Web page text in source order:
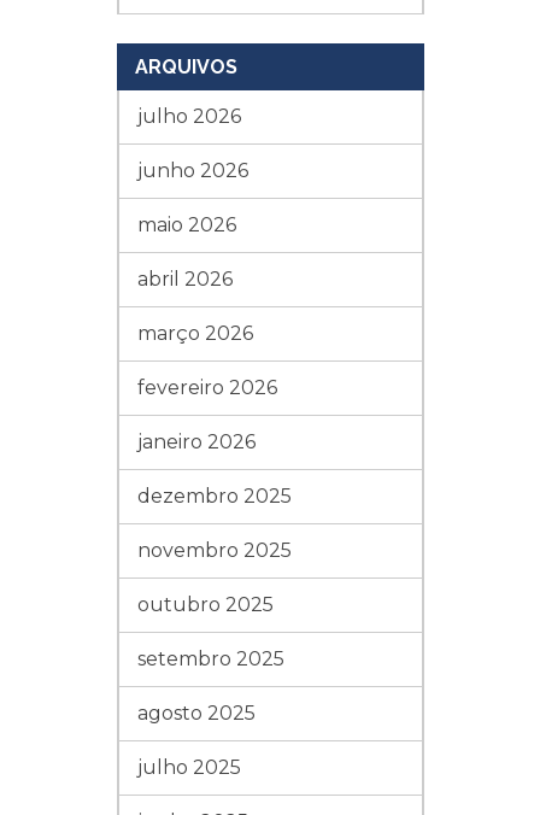
ARQUIVOS
julho 2026
junho 2026
maio 2026
abril 2026
março 2026
fevereiro 2026
janeiro 2026
dezembro 2025
novembro 2025
outubro 2025
setembro 2025
agosto 2025
julho 2025